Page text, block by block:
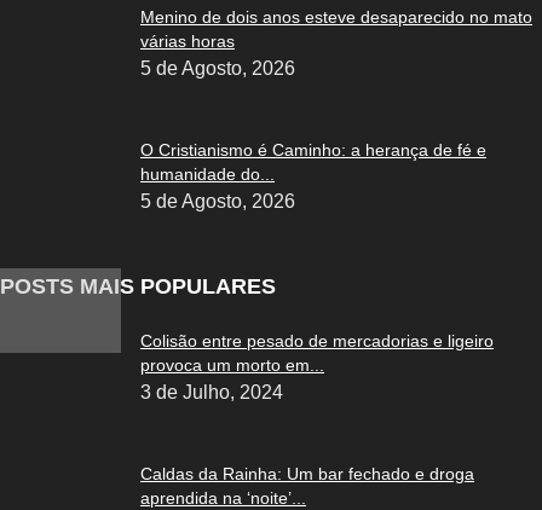
Menino de dois anos esteve desaparecido no mato
várias horas
5 de Agosto, 2026
O Cristianismo é Caminho: a herança de fé e
humanidade do...
5 de Agosto, 2026
POSTS MAIS POPULARES
Colisão entre pesado de mercadorias e ligeiro
provoca um morto em...
3 de Julho, 2024
Caldas da Rainha: Um bar fechado e droga
aprendida na ‘noite’...